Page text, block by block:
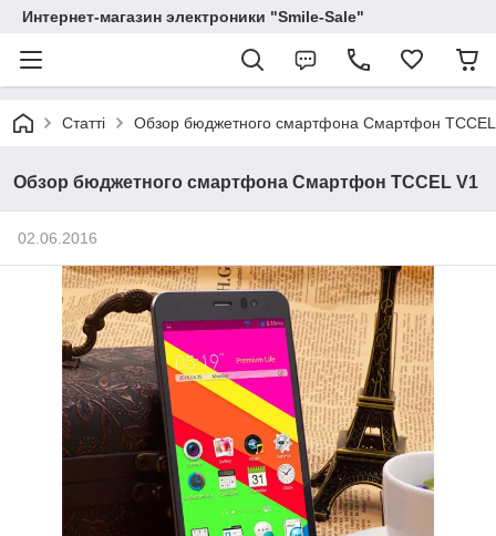
Интернет-магазин электроники "Smile-Sale"
Статті Обзор бюджетного смартфона Смартфон
Обзор бюджетного смартфона Смартфон TCCEL V1
02.06.2016